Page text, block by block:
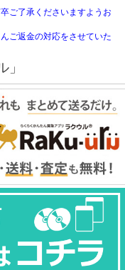
ご了承くださいますようお
ご返金の対応をさせていた